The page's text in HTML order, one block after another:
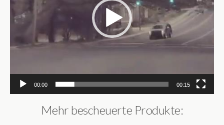
00:00 00:15
Mehr bescheuerte Produkte: